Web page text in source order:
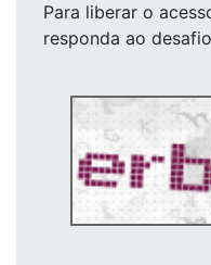
Para liberar o
responda ao